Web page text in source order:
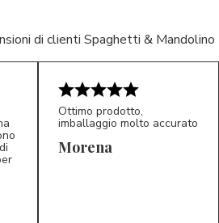
di clienti Spaghetti & Mandolino
Ottimo prodotto,
imballaggio molto accurato
Morena